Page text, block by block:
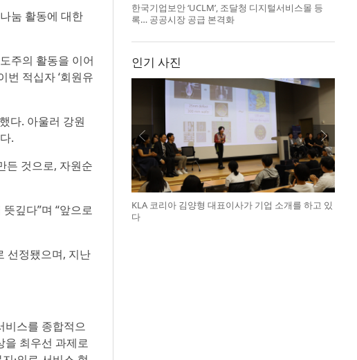
눔 활동에 대한
주의 활동을 이어
적십자 ‘회원유
다. 아울러 강원
.
든 것으로, 자원순
깊다”며 “앞으로
선정됐으며, 지난
비스를 종합적으
을 최우선 과제로
한국기업보안 ‘UCLM’, 조달청 디지털서비스몰 등
록… 공공시장 공급 본격화
인기 사진
KLA 코리아 김양형 대표이사가 기업 소개를 하고 있
다